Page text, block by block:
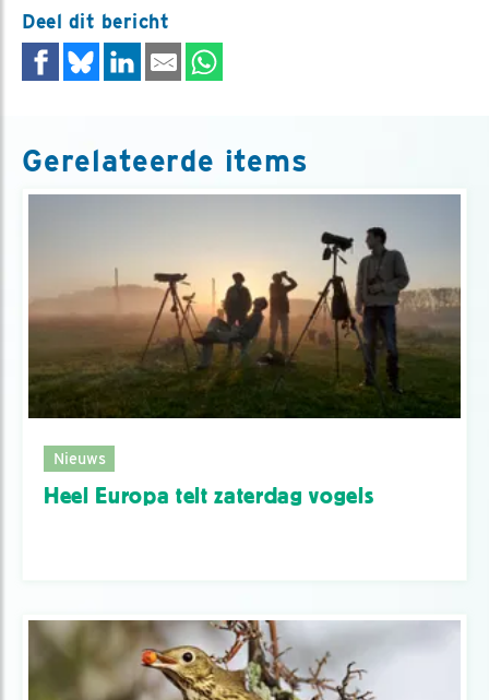
Deel dit bericht
Gerelateerde items
Nieuws
Heel Europa telt zaterdag vogels